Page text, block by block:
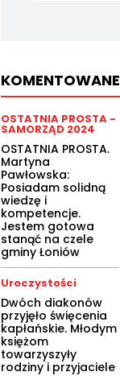
KOMENTOWANE
OSTATNIA PROSTA -
SAMORZĄD 2024
OSTATNIA PROSTA.
Martyna
Pawłowska:
Posiadam solidną
wiedzę i
kompetencje.
Jestem gotowa
stanąć na czele
gminy Łoniów
Uroczystości
Dwóch diakonów
przyjęło święcenia
kapłańskie. Młodym
księżom
towarzyszyły
rodziny i przyjaciele